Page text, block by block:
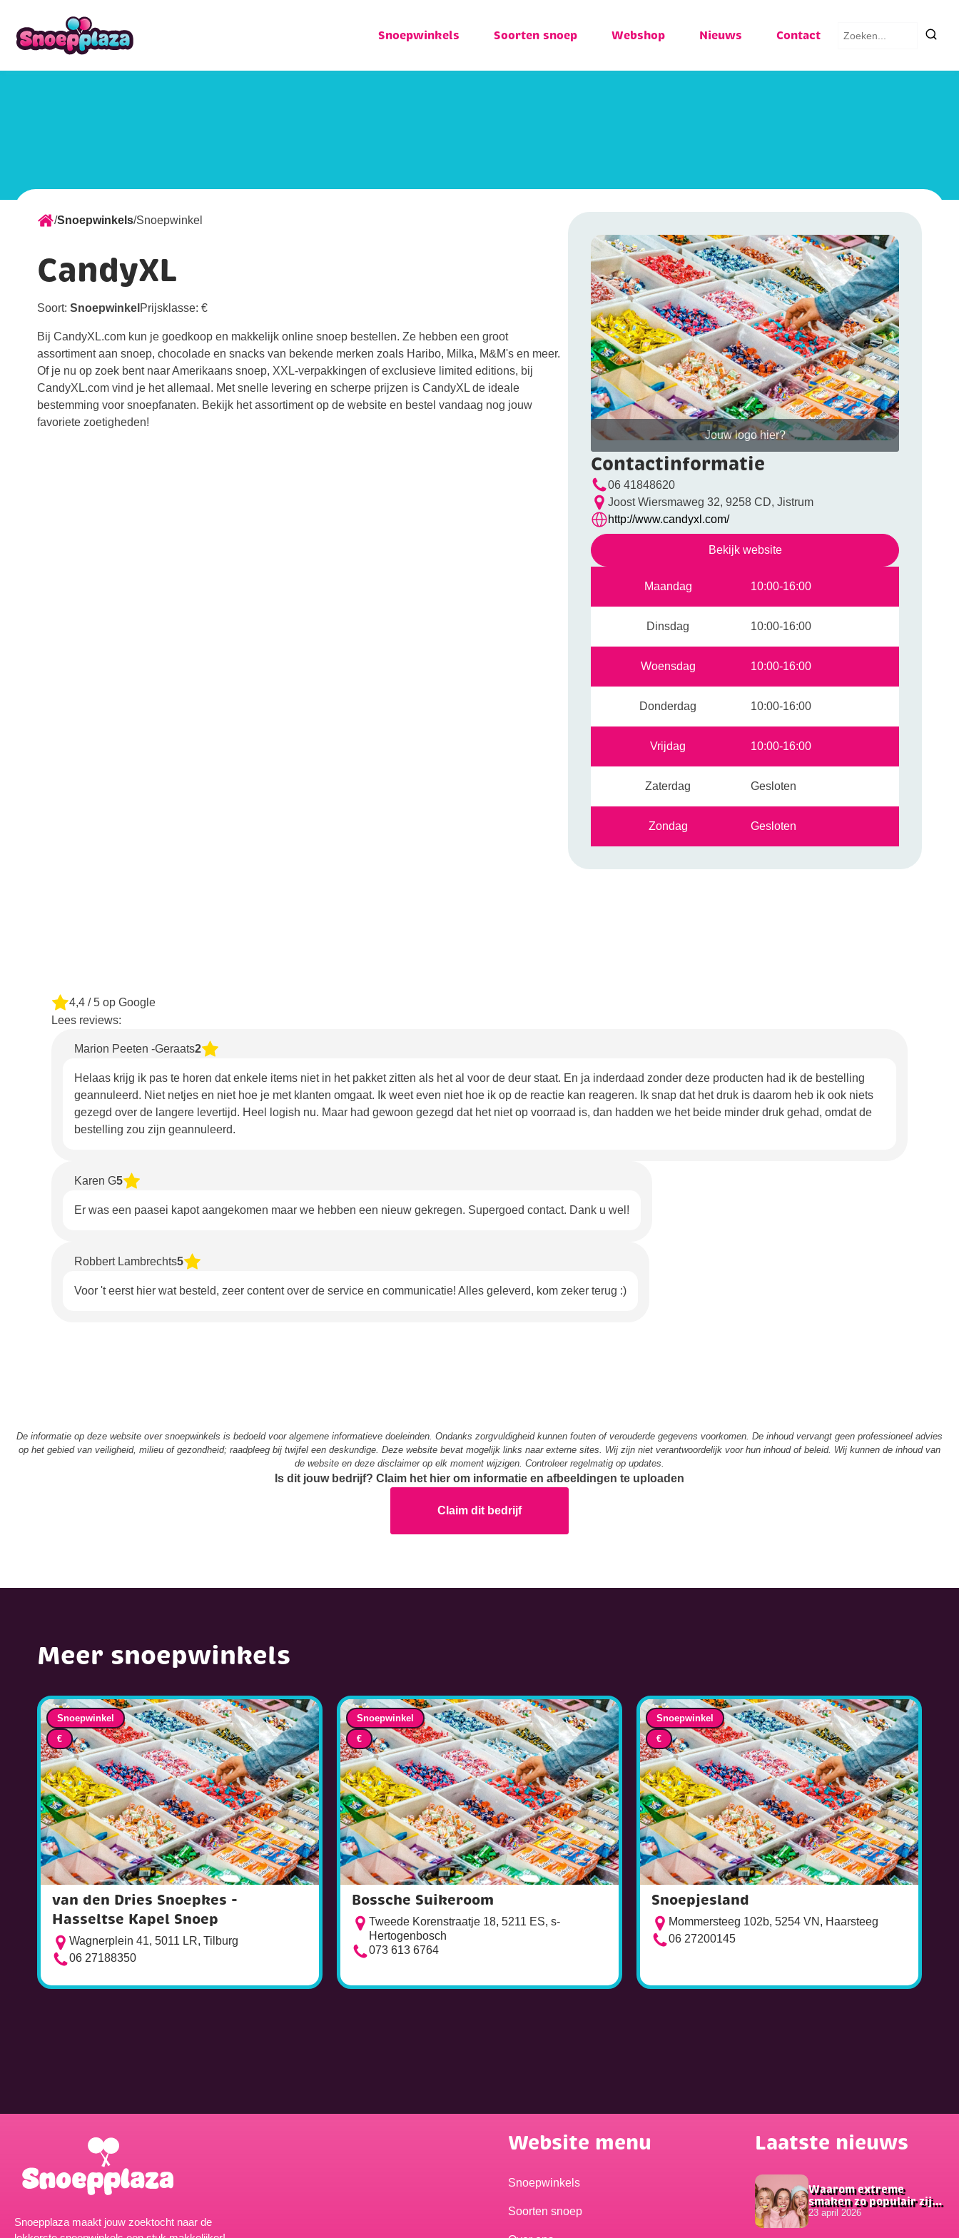
Snoepwinkels Soorten snoep Webshop Nieuws Contact
Zoeken
/Snoepwinkels/Snoepwinkel
CandyXL
Soort: Snoepwinkel Prijsklasse: €
Bij CandyXL.com kun je goedkoop en makkelijk online snoep bestellen. Ze hebben een groot
assortiment aan snoep, chocolade en snacks van bekende merken zoals Haribo, Milka, M&M's en meer.
Of je nu op zoek bent naar Amerikaans snoep, XXL-verpakkingen of exclusieve limited editions, bij
CandyXL.com vind je het allemaal. Met snelle levering en scherpe prijzen is CandyXL de ideale
bestemming voor snoepfanaten. Bekijk het assortiment op de website en bestel vandaag nog jouw
favoriete zoetigheden!
Jouw logo hier?
Contactinformatie
06 41848620
Joost Wiersmaweg 32, 9258 CD, Jistrum
http://www.candyxl.com/
Bekijk website
Maandag 10:00-16:00
Dinsdag 10:00-16:00
Woensdag 10:00-16:00
Donderdag 10:00-16:00
Vrijdag 10:00-16:00
Zaterdag Gesloten
Zondag Gesloten
4,4 / 5 op Google
Lees reviews:
Marion Peeten -Geraats2
Helaas krijg ik pas te horen dat enkele items niet in het pakket zitten als het al voor de deur staat. En ja inderdaad zonder deze producten had ik de bestelling
geannuleerd. Niet netjes en niet hoe je met klanten omgaat. Ik weet even niet hoe ik op de reactie kan reageren. Ik snap dat het druk is daarom heb ik ook niets
gezegd over de langere levertijd. Heel logish nu. Maar had gewoon gezegd dat het niet op voorraad is, dan hadden we het beide minder druk gehad, omdat de
bestelling zou zijn geannuleerd.
Karen G5
Er was een paasei kapot aangekomen maar we hebben een nieuw gekregen. Supergoed contact. Dank u wel!
Robbert Lambrechts5
Voor 't eerst hier wat besteld, zeer content over de service en communicatie! Alles geleverd, kom zeker terug :)
De informatie op deze website over snoepwinkels is bedoeld voor algemene informatieve doeleinden. Ondanks zorgvuldigheid kunnen fouten of verouderde gegevens voorkomen. De inhoud vervangt geen professioneel advies
op het gebied van veiligheid, milieu of gezondheid; raadpleeg bij twijfel een deskundige. Deze website bevat mogelijk links naar externe sites. Wij zijn niet verantwoordelijk voor hun inhoud of beleid. Wij kunnen de inhoud van
de website en deze disclaimer op elk moment wijzigen. Controleer regelmatig op updates.
Is dit jouw bedrijf? Claim het hier om informatie en afbeeldingen te uploaden
Claim dit bedrijf
Meer snoepwinkels
van den Dries Snoepkes -
Hasseltse Kapel Snoep
Wagnerplein 41, 5011 LR, Tilburg
06 27188350
Snoepwinkel
€
Bossche Suikeroom
Tweede Korenstraatje 18, 5211 ES, s-
Hertogenbosch
073 613 6764
Snoepwinkel
€
Snoepjesland
Mommersteeg 102b, 5254 VN, Haarsteeg
06 27200145
Snoepwinkel
€
Snoepplaza maakt jouw zoektocht naar de
Website menu
Snoepwinkels
Soorten snoep
Laatste nieuws
Waarom extreme
smaken zo populair zijn
onder jongeren
23 april 2026